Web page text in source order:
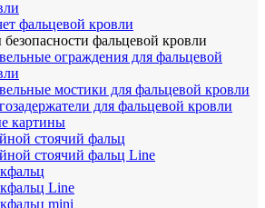
фальцевой кровли
фальцевой кровли
ограждения для фальцевой
мостики для фальцевой кровли
для фальцевой кровли
картины
стоячий фальц
стоячий фальц Line
Line
mini